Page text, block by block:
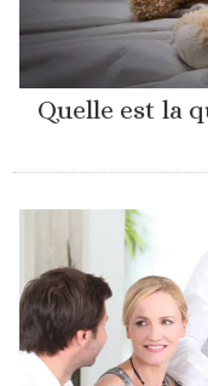
Quelle est la